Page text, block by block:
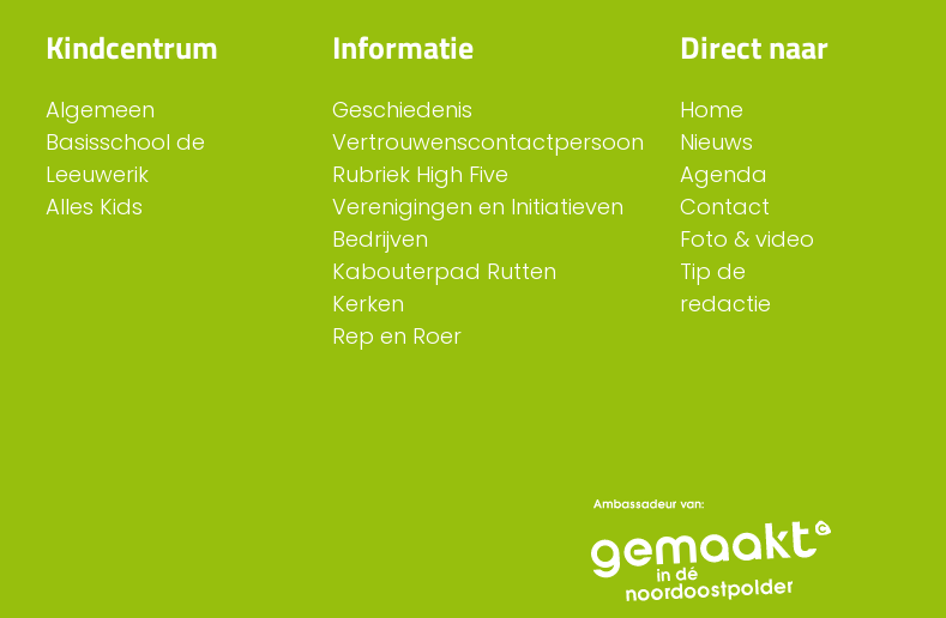
Kindcentrum
Algemeen
Basisschool de
Leeuwerik
Alles Kids
Informatie
Geschiedenis
Vertrouwenscontactpersoon
Rubriek High Five
Verenigingen en Initiatieven
Bedrijven
Kabouterpad Rutten
Kerken
Rep en Roer
Direct naar
Home
Nieuws
Agenda
Contact
Foto & video
Tip de
redactie